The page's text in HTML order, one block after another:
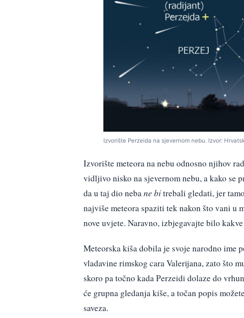
Izvorište Perzeida na sjevernom nebu. Izvor:
Izvorište meteora na nebu odnosno njihov
vidljivo nisko na sjevernom nebu, a kako se
da u taj dio nebane bitrebali gledati, jer
najviše meteora spaziti tek nakon što vani u
nove uvjete. Naravno, izbjegavajte bilo
Meteorska kiša dobila je svoje narodno ime
vladavine rimskog cara Valerijana, zato što
skoro pa točno kada Perzeidi dolaze do
će grupna gledanja kiše, a točan popis
saveza.